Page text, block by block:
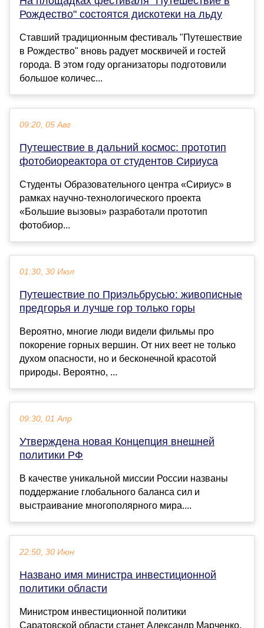
Рождество" состоятся дискотеки на льду
Ставший традиционным фестиваль "Путешествие
в Рождество" вновь радует москвичей и гостей
города. В этом году организаторы подготовили
большое количес...
09:20, 05 Авг
Путешествие в дальний космос: прототип
фотобиореактора от студентов Сириуса
Студенты Образовательного центра «Сириус» в
рамках научно-технологического проекта
«Большие вызовы» разработали прототип
фотобиор...
01:30, 30 Июл
Путешествие по Приэльбрусью: живописные
предгорья и лучше гор только горы
Вероятно, многие люди видели фильмы про
покорение горных вершин. От них веет не только
духом опасности, но и бесконечной красотой
природы. Вероятно, ...
09:30, 01 Апр
Утверждена новая Концепция внешней
политики РФ
В качестве уникальной миссии России названы
поддержание глобального баланса сил и
выстраивание многополярного мира....
22:50, 30 Июн
Названо имя министра инвестиционной
политики области
Министром инвестиционной политики
Саратовской области станет Александр Марченко.